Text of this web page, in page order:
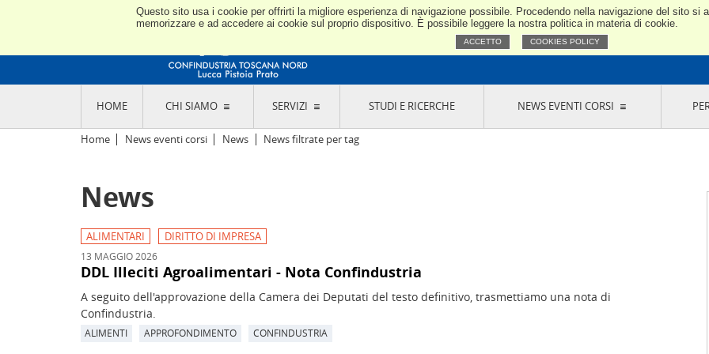
Questo sito usa i cookie per offrirti la migliore esperienza di navigazione possibile. Procedendo nella navigazione del sito si
memorizzare e ad accedere ai cookie sul proprio dispositivo. È possibile leggere la nostra politica in materia di cookie.
ACCETTO COOKIES POLICY
Confindustria Toscana Nord
HOME CHI SIAMO
L'ASSOCIAZIONE
CODICE ETICO E DEI VALORI ASSOCIATIVI
TRASPARENZA CONTRIBUTI PUBBLICI
L'INDUSTRIA E IL TERRITORIO DI LUCCA,
PISTOIA E PRATO
SEDI E CONTATTI
ABOUT US
GOVERNANCE
COMITATO PICCOLA
INDUSTRIA
GIOVANI IMPRENDITORI
SERVIZI STUDI E RICERCHE NEWS EVENTI CORSI
Home News eventi corsi News News filtrate per tag
News
ALIMENTARI DIRITTO DI IMPRESA
13 MAGGIO 2026
DDL Illeciti Agroalimentari - Nota Confindustria
A seguito dell'approvazione della Camera dei Deputati del testo definitivo, trasmettiamo una nota di
Confindustria.
ALIMENTI APPROFONDIMENTO CONFINDUSTRIA